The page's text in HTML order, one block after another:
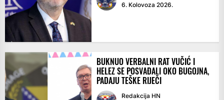
6. Kolovoza 2026.
BUKNUO VERBALNI RAT VUČIĆ I
HELEZ SE POSVAĐALI OKO BUGOJNA,
PADAJU TEŠKE RIJEČI
Redakcija HN